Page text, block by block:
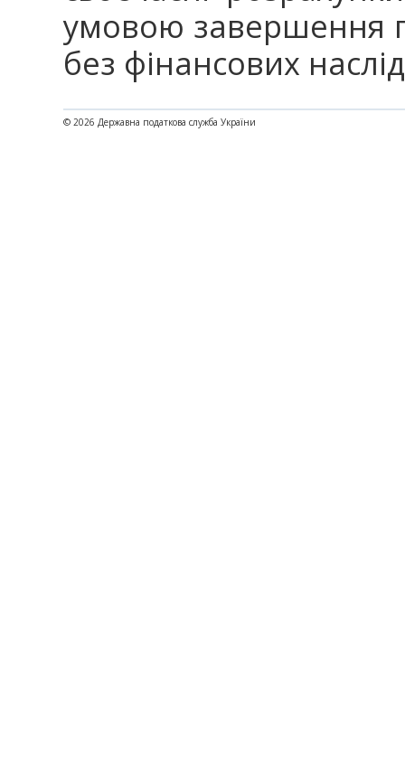
умовою завершення
без фінансових
© 2026 Державна податкова служба України